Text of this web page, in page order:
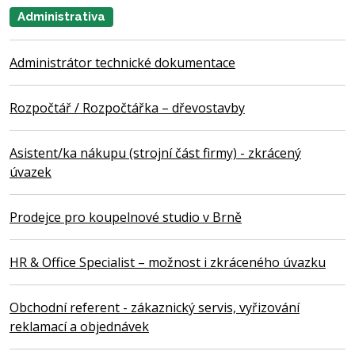
Administrativa
Administrátor technické dokumentace
Rozpočtář / Rozpočtářka – dřevostavby
Asistent/ka nákupu (strojní část firmy) - zkrácený
úvazek
Prodejce pro koupelnové studio v Brně
HR & Office Specialist – možnost i zkráceného úvazku
Obchodní referent - zákaznický servis, vyřizování
reklamací a objednávek